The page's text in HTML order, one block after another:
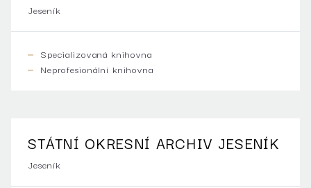
Jeseník
Specializovaná knihovna
Neprofesionální knihovna
STÁTNÍ OKRESNÍ ARCHIV JESENÍK
Jeseník